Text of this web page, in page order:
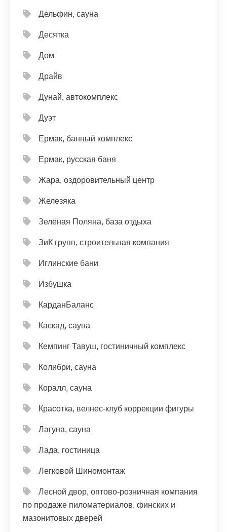
Дельфин, сауна
Десятка
Дом
Драйв
Дунай, автокомплекс
Дуэт
Ермак, банный комплекс
Ермак, русская баня
Жара, оздоровительный центр
Железяка
Зелёная Поляна, база отдыха
ЗиК групп, строительная компания
Иглинские бани
Избушка
КарданБаланс
Каскад, сауна
Кемпинг Тавуш, гостиничный комплекс
Колибри, сауна
Коралл, сауна
Красотка, велнес-клуб коррекции фигуры
Лагуна, сауна
Лада, гостиница
Легковой Шиномонтаж
Лесной двор, оптово-розничная компания
по продаже пиломатериалов, финских и
мазонитовых дверей